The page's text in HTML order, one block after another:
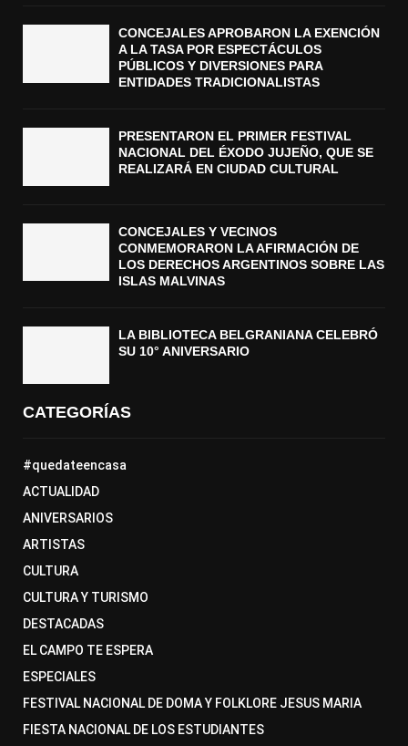
CONCEJALES APROBARON LA EXENCIÓN
A LA TASA POR ESPECTÁCULOS
PÚBLICOS Y DIVERSIONES PARA
ENTIDADES TRADICIONALISTAS
PRESENTARON EL PRIMER FESTIVAL
NACIONAL DEL ÉXODO JUJEÑO, QUE SE
REALIZARÁ EN CIUDAD CULTURAL
CONCEJALES Y VECINOS
CONMEMORARON LA AFIRMACIÓN DE
LOS DERECHOS ARGENTINOS SOBRE LAS
ISLAS MALVINAS
LA BIBLIOTECA BELGRANIANA CELEBRÓ
SU 10° ANIVERSARIO
CATEGORÍAS
#quedateencasa
ACTUALIDAD
ANIVERSARIOS
ARTISTAS
CULTURA
CULTURA Y TURISMO
DESTACADAS
EL CAMPO TE ESPERA
ESPECIALES
FESTIVAL NACIONAL DE DOMA Y FOLKLORE JESUS MARIA
FIESTA NACIONAL DE LOS ESTUDIANTES